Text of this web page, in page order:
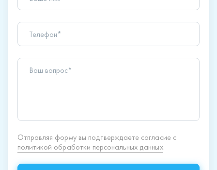
Телефон*
Ваш вопрос*
Отправляя форму вы подтверждаете согласие с
политикой обработки персональных данных